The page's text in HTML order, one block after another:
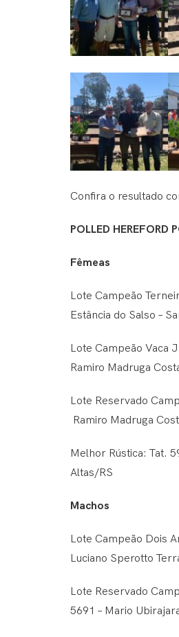
Confira o resultado
POLLED HEREFORD
Fêmeas
Lote Campeão
Estância do Salso –
Lote Campeão Vaca
Ramiro Madruga
Lote Reservado
Ramiro Madruga
Melhor Rústica: Tat.
Altas/RS
Machos
Lote Campeão Dois
Luciano Sperotto
Lote Reservado
5691 – Mario